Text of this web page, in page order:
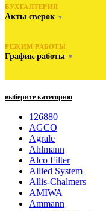
БУХГАЛТЕРИЯ
Акты сверок ▼
РЕЖИМ РАБОТЫ
График работы ▼
выберите категорию
126880
AGCO
Agrale
Ahlmann
Alco Filter
Allied System
Allis-Chalmers
AMIWA
Ammann